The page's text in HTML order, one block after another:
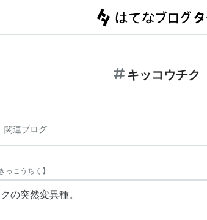
キッコウチク
関連ブログ
きっこうちく 】
の突然変異種。